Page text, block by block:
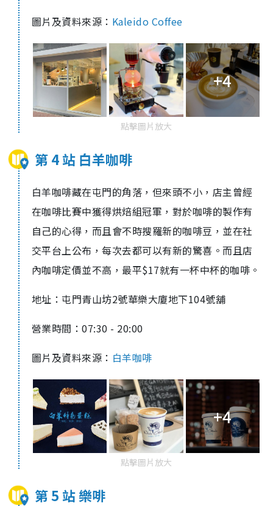
圖片及資料來源： Kaleido Coffee
+4
點擊圖片放大
第 4 站 白羊咖啡
白羊咖啡藏在屯門的角落，但來頭不小，店主曾經
在咖啡比賽中獲得烘焙組冠軍，對於咖啡的製作有
自己的心得，而且會不時搜羅新的咖啡豆，並在社
交平台上公布，每次去都可以有新的驚喜。而且店
內咖啡定價並不高，最平$17就有一杯中杯的咖啡。
地址：屯門青山坊2號華樂大廈地下104號舖
營業時間：07:30 - 20:00
圖片及資料來源： 白羊咖啡
+4
點擊圖片放大
第 5 站 樂啡